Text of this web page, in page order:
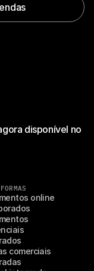
disponível no
online
comerciais